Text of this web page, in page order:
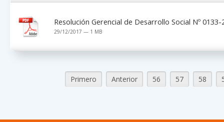
Resolución Gerencial de Desarrollo Social Nº 0133-
29/12/2017 — 1 MB
Primero Anterior 56 57 58